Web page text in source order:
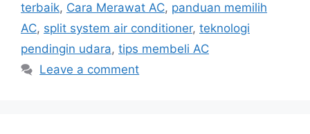
terbaik, Cara Merawat AC, panduan memilih
AC, split system air conditioner, teknologi
pendingin udara, tips membeli AC
Leave a comment